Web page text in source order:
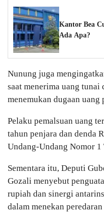
Kantor Bea
Ada Apa?
Nunung juga
saat menerima uang tunai
menemukan dugaan uang
Pelaku pemalsuan uang
tahun penjara dan denda
Undang-Undang Nomor 1
Sementara itu, Deputi
Gozali menyebut
rupiah dan sinergi
dalam menekan